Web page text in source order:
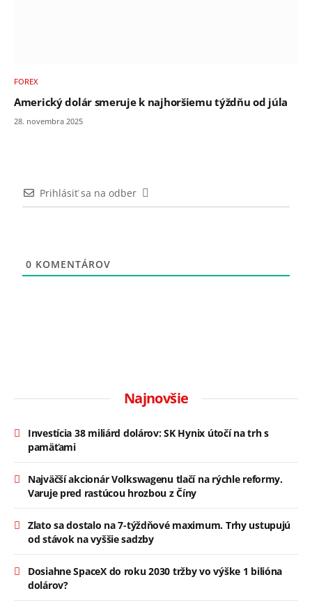
FOREX
Americký dolár smeruje k najhoršiemu týždňu od júla
28. novembra 2025
Prihlásiť sa na odber
0 KOMENTÁROV
Najnovšie
Investícia 38 miliárd dolárov: SK Hynix útočí na trh s
pamäťami
Najväčší akcionár Volkswagenu tlačí na rýchle reformy.
Varuje pred rastúcou hrozbou z Číny
Zlato sa dostalo na 7-týždňové maximum. Trhy ustupujú
od stávok na vyššie sadzby
Dosiahne SpaceX do roku 2030 tržby vo výške 1 bilióna
dolárov?